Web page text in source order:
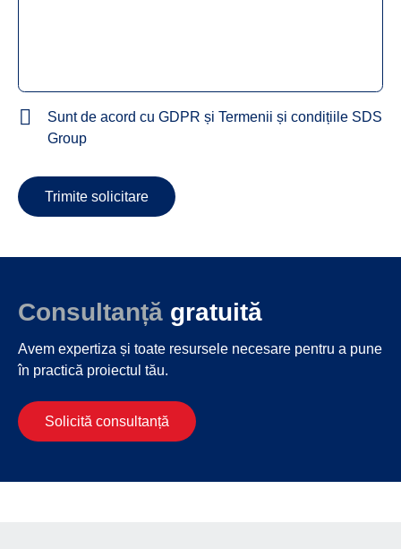
Sunt de acord cu GDPR și Termenii și condițiile SDS
Group
Trimite solicitare
Consultanță gratuită
Avem expertiza și toate resursele necesare pentru a pune
în practică proiectul tău.
Solicită consultanță